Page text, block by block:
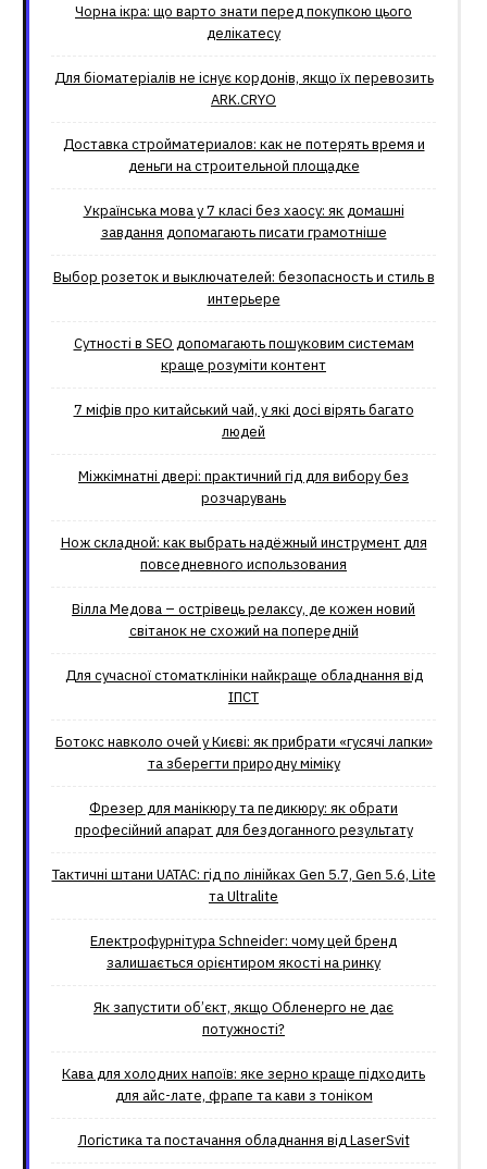
Чорна ікра: що варто знати перед покупкою цього
делікатесу
Для біоматеріалів не існує кордонів, якщо їх перевозить
ARK.CRYO
Доставка стройматериалов: как не потерять время и
деньги на строительной площадке
Українська мова у 7 класі без хаосу: як домашні
завдання допомагають писати грамотніше
Выбор розеток и выключателей: безопасность и стиль в
интерьере
Сутності в SEO допомагають пошуковим системам
краще розуміти контент
7 міфів про китайський чай, у які досі вірять багато
людей
Міжкімнатні двері: практичний гід для вибору без
розчарувань
Нож складной: как выбрать надёжный инструмент для
повседневного использования
Вілла Медова – острівець релаксу, де кожен новий
світанок не схожий на попередній
Для сучасної стоматклініки найкраще обладнання від
ІПСТ
Ботокс навколо очей у Києві: як прибрати «гусячі лапки»
та зберегти природну міміку
Фрезер для манікюру та педикюру: як обрати
професійний апарат для бездоганного результату
Тактичні штани UATAC: гід по лінійках Gen 5.7, Gen 5.6, Lite
та Ultralite
Електрофурнітура Schneider: чому цей бренд
залишається орієнтиром якості на ринку
Як запустити об’єкт, якщо Обленерго не дає
потужності?
Кава для холодних напоїв: яке зерно краще підходить
для айс-лате, фрапе та кави з тоніком
Логістика та постачання обладнання від LaserSvit